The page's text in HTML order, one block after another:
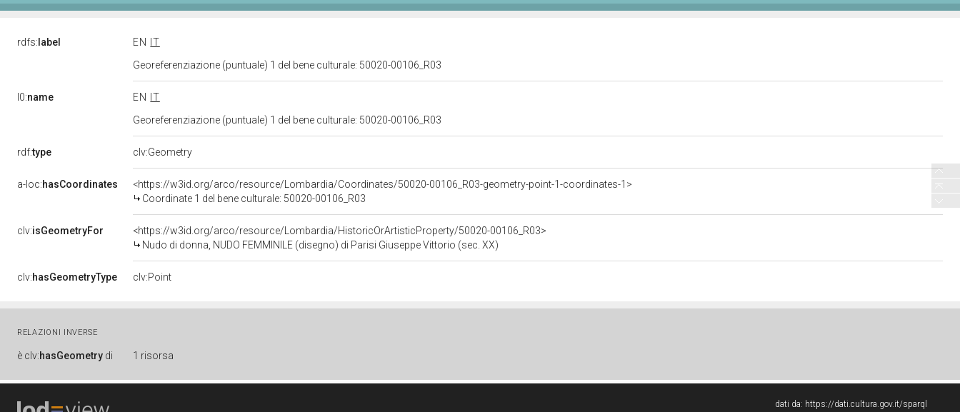
rdfs: label EN
IT
Georeferenziazione (puntuale) 1 del bene culturale: 50020-00106_R03
l0:name EN
IT
Georeferenziazione (puntuale) 1 del bene culturale: 50020-00106_R03
rdf:type clv:Geometry
a-loc:hasCoordinates
<https://w3id.org/arco/resource/Lombardia/Coordinates/50020-00106_R03-geometry-point-1-coordinates-1>
Coordinate 1 del bene culturale: 50020-00106_R03
clv:isGeometryFor
<https://w3id.org/arco/resource/Lombardia/HistoricOrArtisticProperty/50020-00106_R03>
Nudo di donna, NUDO FEMMINILE (disegno) di Parisi Giuseppe Vittorio (sec. XX)
clv:hasGeometryType clv:Point
RELAZIONI INVERSE
è clv:hasGeometry di 1 risorsa
dati da: https://dati.cultura.gov.it/sparql